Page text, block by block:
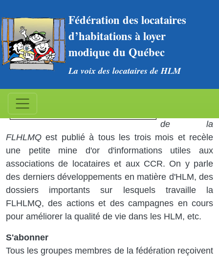
Fédération des locataires
d’habitations à loyer
modique du Québec
La voix des locataires de HLM
de la
FLHLMQ est publié à tous les trois mois et recèle
une petite mine d'or d'informations utiles aux
associations de locataires et aux CCR. On y parle
des derniers développements en matière d'HLM, des
dossiers importants sur lesquels travaille la
FLHLMQ, des actions et des campagnes en cours
pour améliorer la qualité de vie dans les HLM, etc.
S'abonner
Tous les groupes membres de la fédération reçoivent